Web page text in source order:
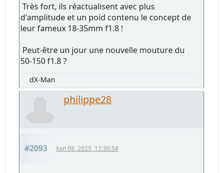
Très fort, ils réactualisent avec plus
d'amplitude et un poid contenu le concept de
leur fameux 18-35mm f1.8 !
Peut-être un jour une nouvelle mouture du
50-150 f1.8 ?
dX-Man
philippe28
#2093 Juin 08, 2025, 12:30:54